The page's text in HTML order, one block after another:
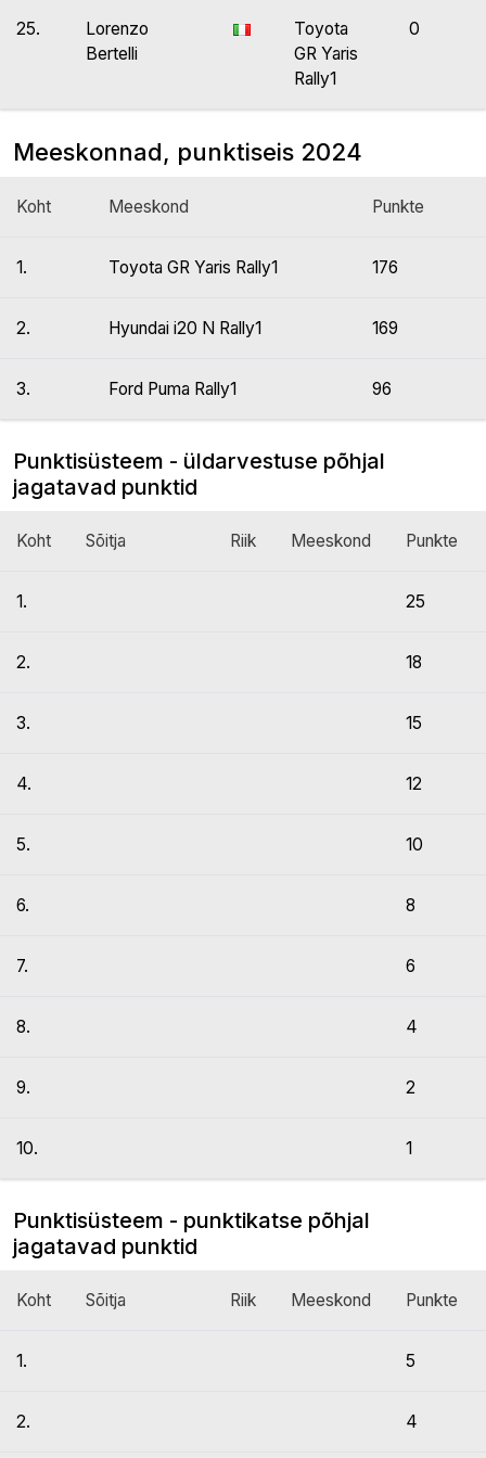
25.
Lorenzo
Bertelli
Toyota
GR Yaris
Rally1
0
Meeskonnad, punktiseis 2024
Koht Meeskond Punkte
1. Toyota GR Yaris Rally1 176
2. Hyundai i20 N Rally1 169
3. Ford Puma Rally1 96
Punktisüsteem - üldarvestuse põhjal
jagatavad punktid
Koht Sõitja Riik Meeskond Punkte
1. 25
2. 18
3. 15
4. 12
5. 10
6. 8
7. 6
8. 4
9. 2
10. 1
Punktisüsteem - punktikatse põhjal
jagatavad punktid
Koht Sõitja Riik Meeskond Punkte
1. 5
2. 4